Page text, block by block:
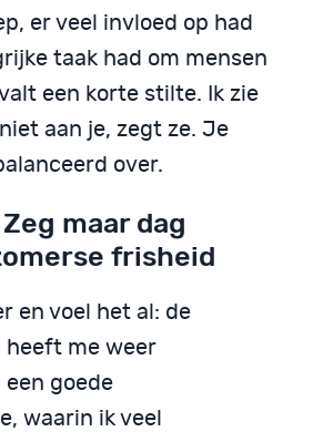
er veel invloed op had
taak had om mensen
een korte stilte. Ik zie
aan je, zegt ze. Je
over.
maar dag
frisheid
en voel het al: de
heeft me weer
een goede
waarin ik veel